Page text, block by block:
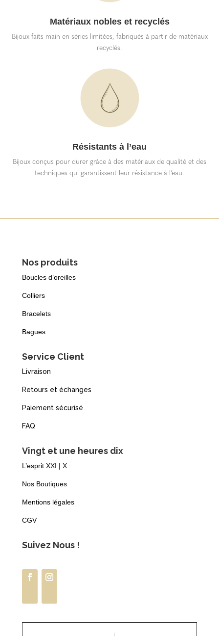
Matériaux nobles et recyclés
Bijoux faits main en séries limitées, fabriqués à partir de matériaux
recyclés.
Résistants à l’eau
Bijoux conçus pour durer grâce à des matériaux de qualité et des
techniques qui garantissent leur résistance à l’eau.
Nos produits
Boucles d’oreilles
Colliers
Bracelets
Bagues
Service Client
Livraison
Retours et échanges
Paiement sécurisé
FAQ
Vingt et une heures dix
L’esprit XXI | X
Nos Boutiques
Mentions légales
CGV
Suivez Nous !